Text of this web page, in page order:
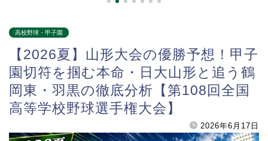
高校野球・甲子園
【2026夏】山形大会の優勝予想！甲子
園切符を掴む本命・日大山形と追う鶴
岡東・羽黒の徹底分析【第108回全国
高等学校野球選手権大会】
2026年6月17日